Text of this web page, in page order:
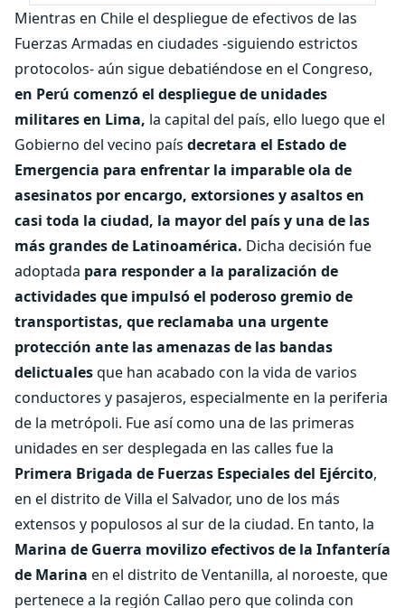
Mientras en Chile el despliegue de efectivos de las
Fuerzas Armadas en ciudades -siguiendo estrictos
protocolos- aún sigue debatiéndose en el Congreso,
en Perú comenzó el despliegue de unidades
militares en Lima, la capital del país, ello luego que el
Gobierno del vecino país decretara el Estado de
Emergencia para enfrentar la imparable ola de
asesinatos por encargo, extorsiones y asaltos en
casi toda la ciudad, la mayor del país y una de las
más grandes de Latinoamérica. Dicha decisión fue
adoptada para responder a la paralización de
actividades que impulsó el poderoso gremio de
transportistas, que reclamaba una urgente
protección ante las amenazas de las bandas
delictualesque han acabado con la vida de varios
conductores y pasajeros, especialmente en la periferia
de la metrópoli. Fue así como una de las primeras
unidades en ser desplegada en las calles fue la
Primera Brigada de Fuerzas Especiales del Ejército,
en el distrito de Villa el Salvador, uno de los más
extensos y populosos al sur de la ciudad. En tanto, la
Marina de Guerra movilizo efectivos de la Infantería
de Marina en el distrito de Ventanilla, al noroeste, que
pertenece a la región Callao pero que colinda con